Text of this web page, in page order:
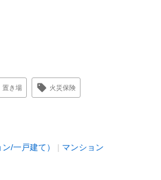
置き場 火災保険
/一戸建て） マンション